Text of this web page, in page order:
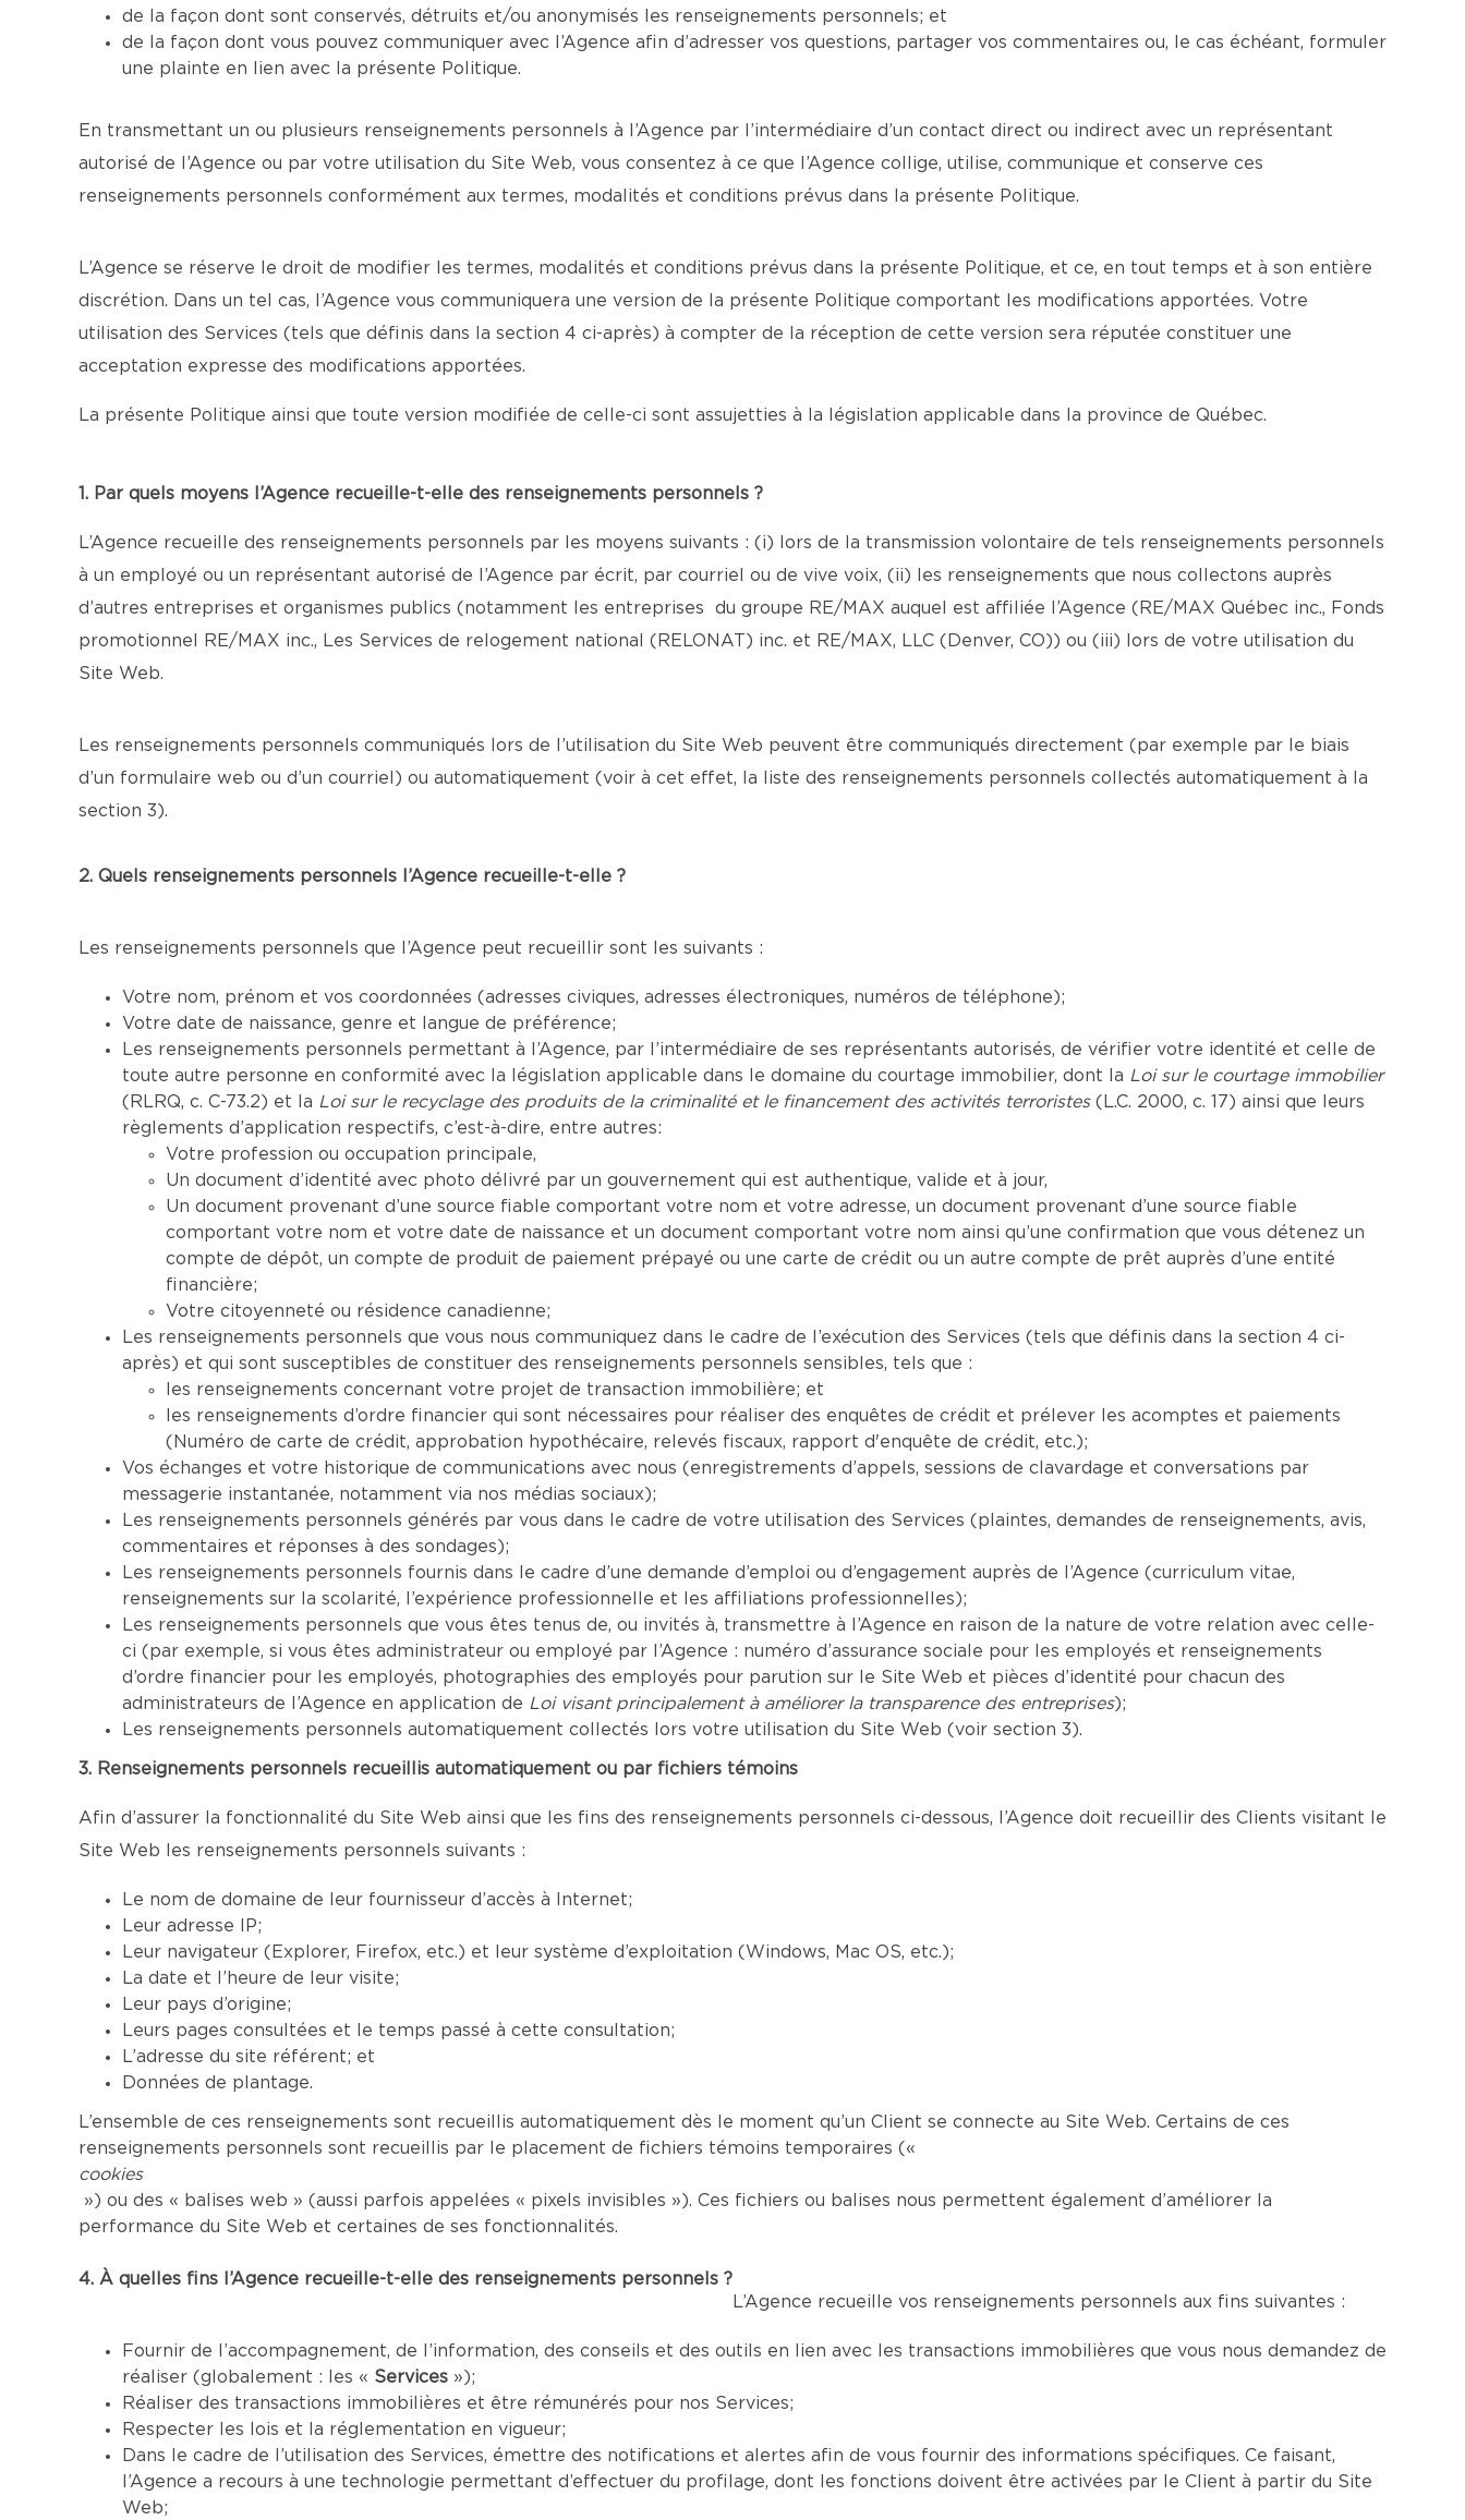
de la façon dont sont conservés, détruits et/ou anonymisés les renseignements personnels; et
de la façon dont vous pouvez communiquer avec l’Agence afin d’adresser vos questions, partager vos commentaires ou, le cas échéant, formuler
une plainte en lien avec la présente Politique.
En transmettant un ou plusieurs renseignements personnels à l’Agence par l’intermédiaire d’un contact direct ou indirect avec un représentant
autorisé de l’Agence ou par votre utilisation du Site Web, vous consentez à ce que l’Agence collige, utilise, communique et conserve ces
renseignements personnels conformément aux termes, modalités et conditions prévus dans la présente Politique.
L’Agence se réserve le droit de modifier les termes, modalités et conditions prévus dans la présente Politique, et ce, en tout temps et à son entière
discrétion. Dans un tel cas, l’Agence vous communiquera une version de la présente Politique comportant les modifications apportées. Votre
utilisation des Services (tels que définis dans la section 4 ci-après) à compter de la réception de cette version sera réputée constituer une
acceptation expresse des modifications apportées.
La présente Politique ainsi que toute version modifiée de celle-ci sont assujetties à la législation applicable dans la province de Québec.
1. Par quels moyens l’Agence recueille-t-elle des renseignements personnels ?
L’Agence recueille des renseignements personnels par les moyens suivants : (i) lors de la transmission volontaire de tels renseignements personnels
à un employé ou un représentant autorisé de l’Agence par écrit, par courriel ou de vive voix, (ii) les renseignements que nous collectons auprès
d’autres entreprises et organismes publics (notamment les entreprises du groupe RE/MAX auquel est affiliée l’Agence (RE/MAX Québec inc., Fonds
promotionnel RE/MAX inc., Les Services de relogement national (RELONAT) inc. et RE/MAX, LLC (Denver, CO)) ou (iii) lors de votre utilisation du
Site Web.
Les renseignements personnels communiqués lors de l’utilisation du Site Web peuvent être communiqués directement (par exemple par le biais
d’un formulaire web ou d’un courriel) ou automatiquement (voir à cet effet, la liste des renseignements personnels collectés automatiquement à la
section 3).
2. Quels renseignements personnels l’Agence recueille-t-elle ?
Les renseignements personnels que l’Agence peut recueillir sont les suivants :
Votre nom, prénom et vos coordonnées (adresses civiques, adresses électroniques, numéros de téléphone);
Votre date de naissance, genre et langue de préférence;
Les renseignements personnels permettant à l’Agence, par l’intermédiaire de ses représentants autorisés, de vérifier votre identité et celle de
toute autre personne en conformité avec la législation applicable dans le domaine du courtage immobilier, dont la Loi sur le courtage immobilier
(RLRQ, c. C-73.2) et la Loi sur le recyclage des produits de la criminalité et le financement des activités terroristes(L.C. 2000, c. 17) ainsi que leurs
règlements d’application respectifs, c’est-à-dire, entre autres:
Votre profession ou occupation principale,
Un document d’identité avec photo délivré par un gouvernement qui est authentique, valide et à jour,
Un document provenant d’une source fiable comportant votre nom et votre adresse, un document provenant d’une source fiable
comportant votre nom et votre date de naissance et un document comportant votre nom ainsi qu’une confirmation que vous détenez un
compte de dépôt, un compte de produit de paiement prépayé ou une carte de crédit ou un autre compte de prêt auprès d’une entité
financière;
Votre citoyenneté ou résidence canadienne;
Les renseignements personnels que vous nous communiquez dans le cadre de l’exécution des Services (tels que définis dans la section 4 ci-
après) et qui sont susceptibles de constituer des renseignements personnels sensibles, tels que :
les renseignements concernant votre projet de transaction immobilière; et
les renseignements d’ordre financier qui sont nécessaires pour réaliser des enquêtes de crédit et prélever les acomptes et paiements
(Numéro de carte de crédit, approbation hypothécaire, relevés fiscaux, rapport d'enquête de crédit, etc.);
Vos échanges et votre historique de communications avec nous (enregistrements d’appels, sessions de clavardage et conversations par
messagerie instantanée, notamment via nos médias sociaux);
Les renseignements personnels générés par vous dans le cadre de votre utilisation des Services (plaintes, demandes de renseignements, avis,
commentaires et réponses à des sondages);
Les renseignements personnels fournis dans le cadre d’une demande d’emploi ou d’engagement auprès de l’Agence (curriculum vitae,
renseignements sur la scolarité, l’expérience professionnelle et les affiliations professionnelles);
Les renseignements personnels que vous êtes tenus de, ou invités à, transmettre à l’Agence en raison de la nature de votre relation avec celle-
ci (par exemple, si vous êtes administrateur ou employé par l’Agence : numéro d’assurance sociale pour les employés et renseignements
d’ordre financier pour les employés, photographies des employés pour parution sur le Site Web et pièces d’identité pour chacun des
administrateurs de l’Agence en application de Loi visant principalement à améliorer la transparence des entreprises);
Les renseignements personnels automatiquement collectés lors votre utilisation du Site Web (voir section 3).
3. Renseignements personnels recueillis automatiquement ou par fichiers témoins
Afin d’assurer la fonctionnalité du Site Web ainsi que les fins des renseignements personnels ci-dessous, l’Agence doit recueillir des Clients visitant le
Site Web les renseignements personnels suivants :
Le nom de domaine de leur fournisseur d’accès à Internet;
Leur adresse IP;
Leur navigateur (Explorer, Firefox, etc.) et leur système d’exploitation (Windows, Mac OS, etc.);
La date et l’heure de leur visite;
Leur pays d’origine;
Leurs pages consultées et le temps passé à cette consultation;
L’adresse du site référent; et
Données de plantage.
L’ensemble de ces renseignements sont recueillis automatiquement dès le moment qu’un Client se connecte au Site Web. Certains de ces
renseignements personnels sont recueillis par le placement de fichiers témoins temporaires («
cookies
») ou des « balises web » (aussi parfois appelées « pixels invisibles »). Ces fichiers ou balises nous permettent également d’améliorer la
performance du Site Web et certaines de ses fonctionnalités.
4. À quelles fins l’Agence recueille-t-elle des renseignements personnels ?
L’Agence recueille vos renseignements personnels aux fins suivantes :
Fournir de l’accompagnement, de l’information, des conseils et des outils en lien avec les transactions immobilières que vous nous demandez de
réaliser (globalement : les « Services »);
Réaliser des transactions immobilières et être rémunérés pour nos Services;
Respecter les lois et la réglementation en vigueur;
Dans le cadre de l’utilisation des Services, émettre des notifications et alertes afin de vous fournir des informations spécifiques. Ce faisant,
l’Agence a recours à une technologie permettant d’effectuer du profilage, dont les fonctions doivent être activées par le Client à partir du Site
Web;